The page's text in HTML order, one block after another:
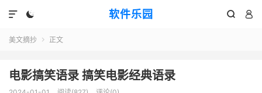
软件乐园 
 

美文摘抄  正文
电影搞笑语录 搞笑电影经典语录